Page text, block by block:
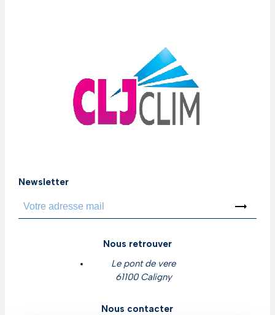
Newsletter
trending_flat
Nous retrouver
Le pont de vere
61100 Caligny
Nous contacter